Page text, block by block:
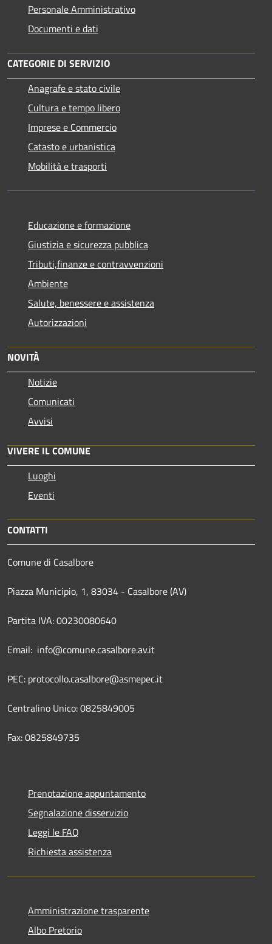
Personale Amministrativo
Documenti e dati
CATEGORIE DI SERVIZIO
Anagrafe e stato civile
Cultura e tempo libero
Imprese e Commercio
Catasto e urbanistica
Mobilità e trasporti
Educazione e formazione
Giustizia e sicurezza pubblica
Tributi,finanze e contravvenzioni
Ambiente
Salute, benessere e assistenza
Autorizzazioni
NOVITÀ
Notizie
Comunicati
Avvisi
VIVERE IL COMUNE
Luoghi
Eventi
CONTATTI
Comune di Casalbore
Piazza Municipio, 1, 83034 - Casalbore (AV)
Partita IVA: 00230080640
Email: info@comune.casalbore.av.it
PEC: protocollo.casalbore@asmepec.it
Centralino Unico: 0825849005
Fax: 0825849735
Prenotazione appuntamento
Segnalazione disservizio
Leggi le FAQ
Richiesta assistenza
Amministrazione trasparente
Albo Pretorio